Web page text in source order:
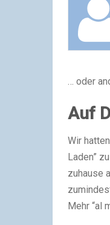
… oder
Auf
Wir
Laden”
zuhause
Mehr “al